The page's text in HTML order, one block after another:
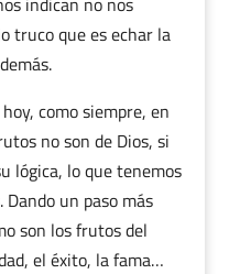
truco que es echar la
como siempre, en
no son de Dios, si
lógica, lo que tenemos
un paso más
son los frutos del
el éxito, la fama…